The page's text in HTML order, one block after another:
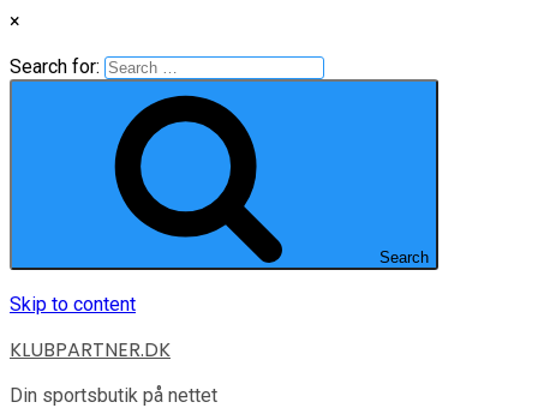
×
Search for:
Search
Skip to content
KLUBPARTNER.DK
Din sportsbutik på nettet